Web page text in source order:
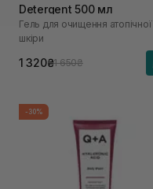
Detergent 500 мл
Гель для очищення атопічної
шкіри
1 320₴1 650₴
-30%